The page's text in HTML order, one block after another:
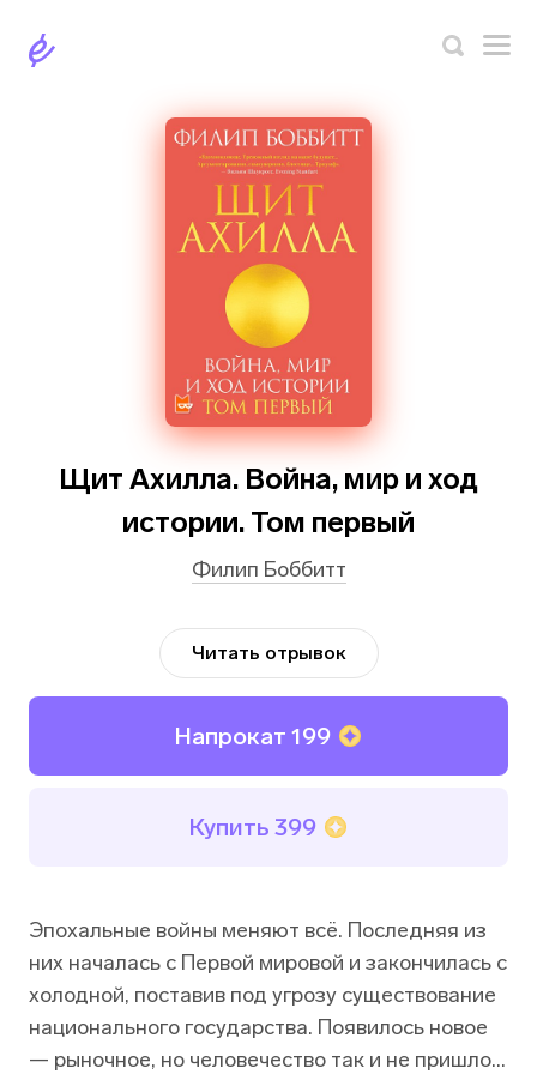
Щит Ахилла. Война, мир и ход
истории. Том первый
Филип Боббитт
Напрокат 199
Купить 399
Читать отрывок
Эпохальные войны меняют всё. Последняя из
них началась с Первой мировой и закончилась с
холодной, поставив под угрозу существование
национального государства. Появилось новое
— рыночное, но человечество так и не пришло к